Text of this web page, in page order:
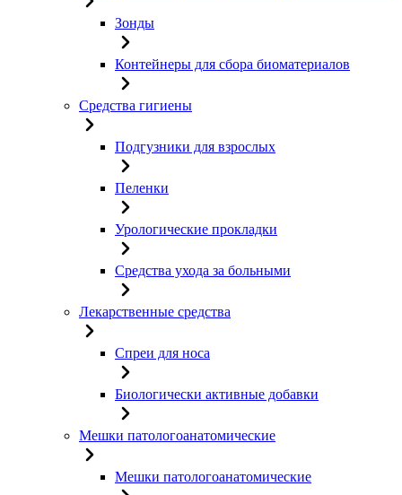
Зонды
Контейнеры для сбора биоматериалов
Средства гигиены
Подгузники для взрослых
Пеленки
Урологические прокладки
Средства ухода за больными
Лекарственные средства
Спреи для носа
Биологически активные добавки
Мешки патологоанатомические
Мешки патологоанатомические